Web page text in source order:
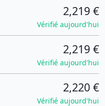
2,219 €
Vérifié aujourd'hui
2,219 €
Vérifié aujourd'hui
2,220 €
Vérifié aujourd'hui